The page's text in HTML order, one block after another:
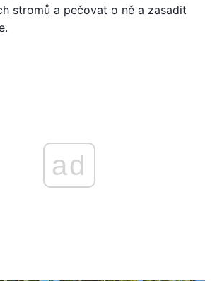
stromů a pečovat o ně a zasadit
ad